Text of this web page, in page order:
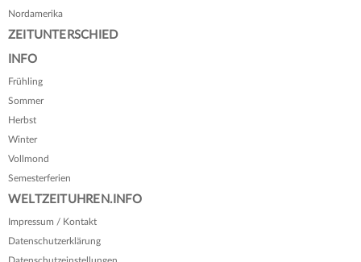
Nordamerika
ZEITUNTERSCHIED
INFO
Frühling
Sommer
Herbst
Winter
Vollmond
Semesterferien
WELTZEITUHREN.INFO
Impressum / Kontakt
Datenschutzerklärung